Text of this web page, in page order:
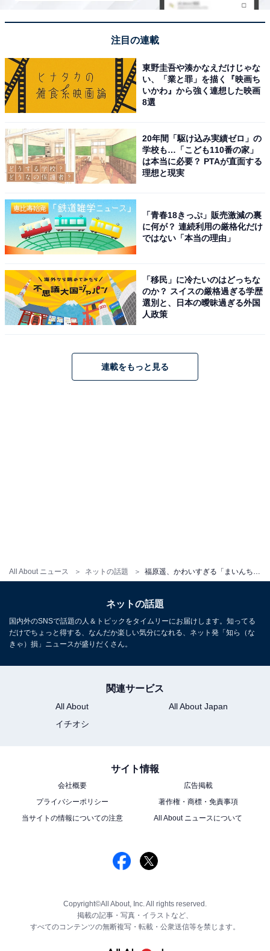
All About ニュース ネットの話題
注目の連載
東野圭吾や湊かなえだけじゃな
い、「業と罪」を描く『映画ち
いかわ』から強く連想した映画
8選
20年間「駆け込み実績ゼロ」の
学校も…「こども110番の家」
は本当に必要？ PTAが直面する
理想と現実
「青春18きっぷ」販売激減の裏
に何が？ 連続利用の厳格化だけ
ではない「本当の理由」
「移民」に冷たいのはどっちな
のか？ スイスの厳格過ぎる学歴
選別と、日本の曖昧過ぎる外国
人政策
連載をもっと見る
ネットの話題
国内外のSNSで話題の人＆トピックをタイムリーにお届けします。知ってる
だけでちょっと得する、なんだか楽しい気分になれる、ネット発「知ら（な
きゃ）損」ニュースが盛りだくさん。
関連サービス
All About
All About Japan
イチオシ
サイト情報
会社概要
広告掲載
プライバシーポリシー
著作権・商標・免責事項
当サイトの情報についての注意
All About ニュースについて
Copyright©All About, Inc. All rights reserved.
掲載の記事・写真・イラストなど、
すべてのコンテンツの無断複写・転載・公衆送信等を禁じます。